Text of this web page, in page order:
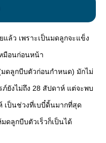
ล้ว เพราะเป็นมดลูกจะแข็ง
มือนก่อนหน้า
ดลูกบีบตัวก่อนกำหนด) มักไม่
ยังไม่ถึง 28 สัปดาห์ แต่จะพบ
เป็นช่วงที่เบบี๋ดิ้นมากที่สุด
ดลูกบีบตัวเร็วก็เป็นได้